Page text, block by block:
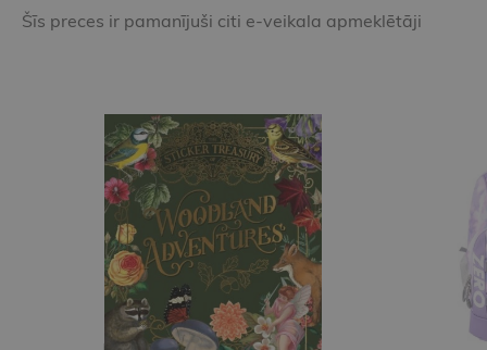
Šīs preces ir pamanījuši citi e-veikala apmeklētāji